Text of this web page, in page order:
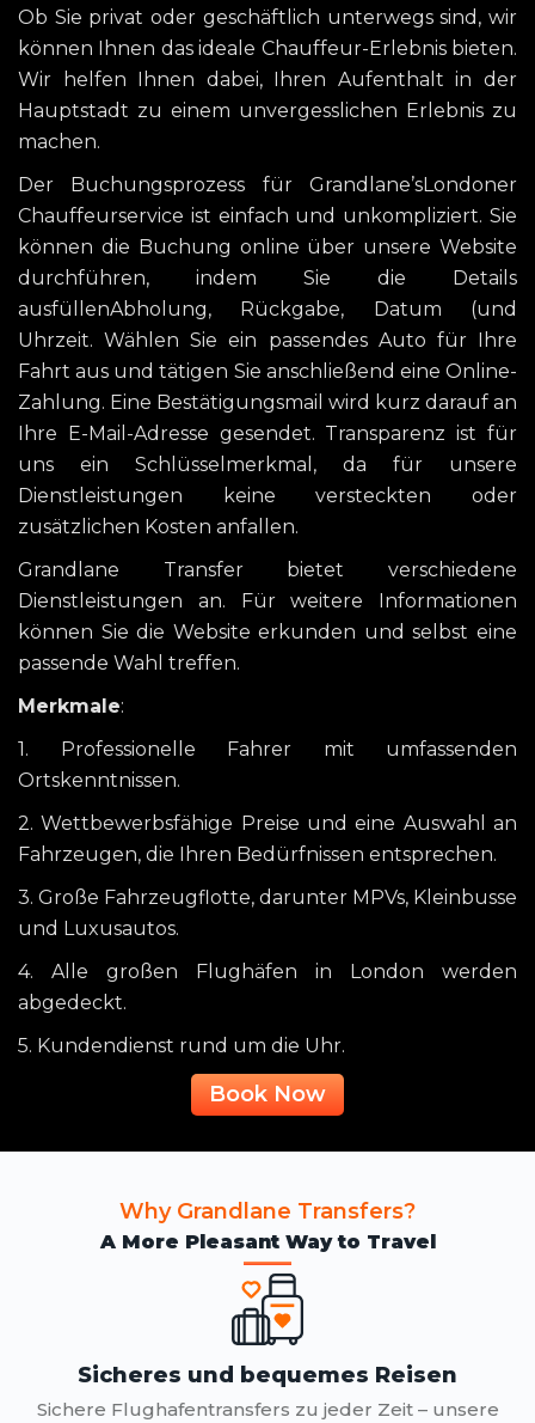
Ob Sie privat oder geschäftlich unterwegs sind, wir
können Ihnen das ideale Chauffeur-Erlebnis bieten.
Wir helfen Ihnen dabei, Ihren Aufenthalt in der
Hauptstadt zu einem unvergesslichen Erlebnis zu
machen.
Der Buchungsprozess für Grandlane’sLondoner
Chauffeurservice ist einfach und unkompliziert. Sie
können die Buchung online über unsere Website
durchführen, indem Sie die Details
ausfüllenAbholung, Rückgabe, Datum (und
Uhrzeit. Wählen Sie ein passendes Auto für Ihre
Fahrt aus und tätigen Sie anschließend eine Online-
Zahlung. Eine Bestätigungsmail wird kurz darauf an
Ihre E-Mail-Adresse gesendet. Transparenz ist für
uns ein Schlüsselmerkmal, da für unsere
Dienstleistungen keine versteckten oder
zusätzlichen Kosten anfallen.
Grandlane Transfer bietet verschiedene
Dienstleistungen an. Für weitere Informationen
können Sie die Website erkunden und selbst eine
passende Wahl treffen.
Merkmale:
1. Professionelle Fahrer mit umfassenden
Ortskenntnissen.
2. Wettbewerbsfähige Preise und eine Auswahl an
Fahrzeugen, die Ihren Bedürfnissen entsprechen.
3. Große Fahrzeugflotte, darunter MPVs, Kleinbusse
und Luxusautos.
4. Alle großen Flughäfen in London werden
abgedeckt.
5. Kundendienst rund um die Uhr.
Book Now
Why Grandlane Transfers?
A More Pleasant Way to Travel
Sicheres und bequemes Reisen
Sichere Flughafentransfers zu jeder Zeit – unsere